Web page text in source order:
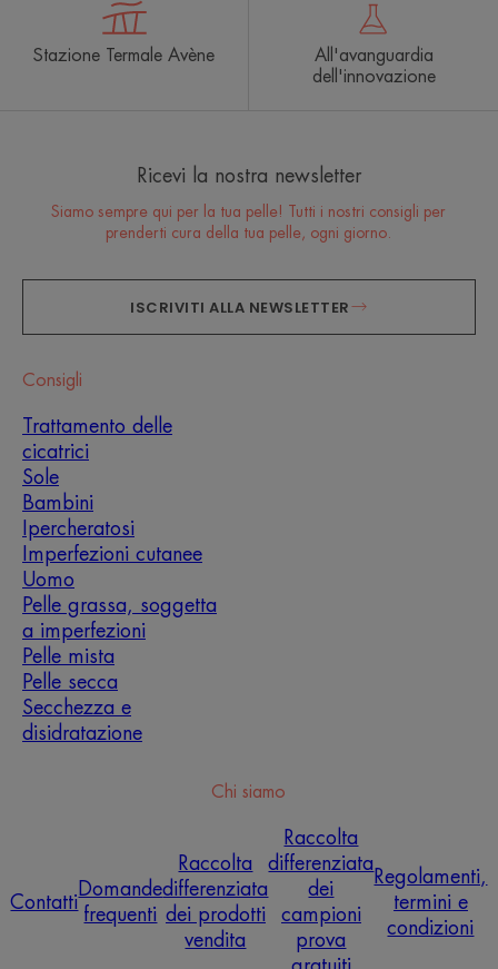
Stazione Termale Avène
All'avanguardia
dell'innovazione
Ricevi la nostra newsletter
Siamo sempre qui per la tua pelle! Tutti i nostri consigli per
prenderti cura della tua pelle, ogni giorno.
ISCRIVITI ALLA NEWSLETTER
Consigli
Trattamento delle
cicatrici
Sole
Bambini
Ipercheratosi
Imperfezioni cutanee
Uomo
Pelle grassa, soggetta
a imperfezioni
Pelle mista
Pelle secca
Secchezza e
disidratazione
Chi siamo
Contatti
Domande
frequenti
Raccolta
differenziata
dei prodotti
vendita
Raccolta
differenziata
dei
campioni
prova
Regolamenti,
termini e
condizioni